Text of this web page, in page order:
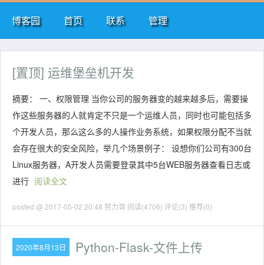
博客园 首页 联系 管理
[置顶] 运维堡垒机开发
摘要： 一、权限管理 当你公司的服务器变的越来越多后，需要操
作这些服务器的人就肯定不只是一个运维人员，同时也可能包括多
个开发人员，那么这么多的人操作业务系统，如果权限分配不当就
会存在很大的安全风险，举几个场景例子： 设想你们公司有300台
Linux服务器，A开发人员需要登录其中5台WEB服务器查看日志或
进行 阅读全文
posted @ 2017-05-02 20:48 努力哥 阅读(4706) 评论(3) 推荐(0)
2020年8月13日 Python-Flask-文件上传